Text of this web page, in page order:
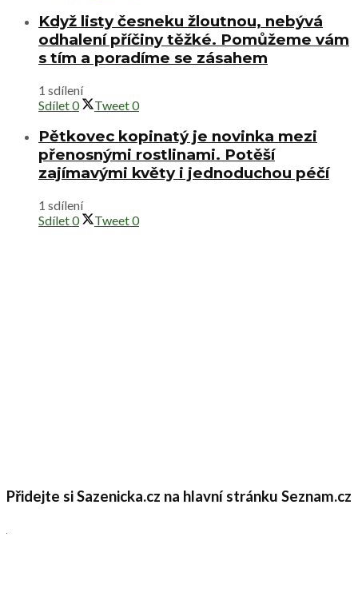
Když listy česneku žloutnou, nebývá
odhalení příčiny těžké. Pomůžeme vám
s tím a poradíme se zásahem
1 sdílení
Sdílet0 Tweet0
Pětkovec kopinatý je novinka mezi
přenosnými rostlinami. Potěší
zajímavými květy i jednoduchou péčí
1 sdílení
Sdílet0 Tweet0
Přidejte si Sazenicka.cz na hlavní stránku Seznam.cz